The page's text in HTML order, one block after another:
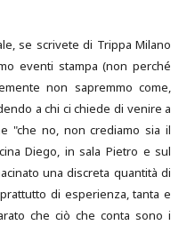
se scrivete di Trippa Milano
eventi stampa (non perché
non sapremmo come,
a chi ci chiede di venire a
"che no, non crediamo sia il
Diego, in sala Pietro e sul
una discreta quantità di
di esperienza, tanta e
che ciò che conta sono i